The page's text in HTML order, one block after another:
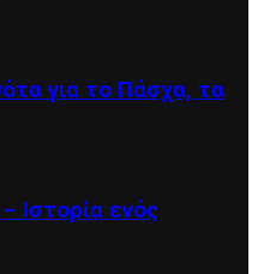
για το Πάσχα, τα
Ιστορία ενός